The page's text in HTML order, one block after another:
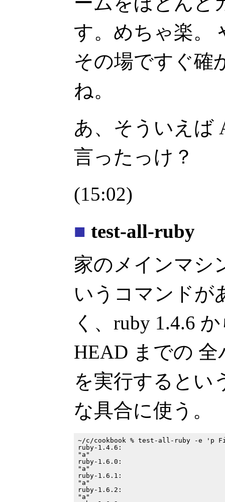
す。めちゃ楽。
その場ですぐ確
ね。
あ、そういえば
言ったっけ？
(15:02)
■ test-all-ruby
家のメインマシ
いうコマンドが
く、ruby 1.4.6
HEAD までの
を実行するとい
な具合に使う。
~/c/cookbook % test-all-ruby -e 'p
ruby-1.4.6:
"a"
ruby-1.6.0:
"a"
ruby-1.6.1:
"a"
ruby-1.6.2:
"a"